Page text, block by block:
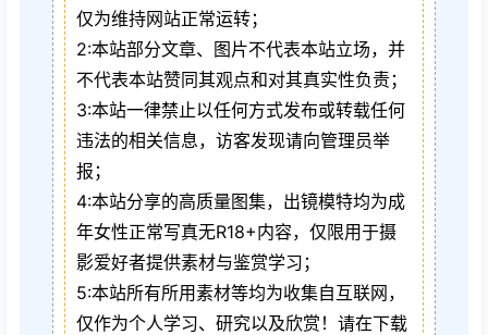
仅为维持网站正常运转；
2:本站部分文章、图片不代表本站立场，并
不代表本站赞同其观点和对其真实性负责；
3:本站一律禁止以任何方式发布或转载任何
违法的相关信息，访客发现请向管理员举
报；
4:本站分享的高质量图集，出镜模特均为成
年女性正常写真无R18+内容，仅限用于摄
影爱好者提供素材与鉴赏学习；
5:本站所有所用素材等均为收集自互联网，
仅作为个人学习、研究以及欣赏！请在下载